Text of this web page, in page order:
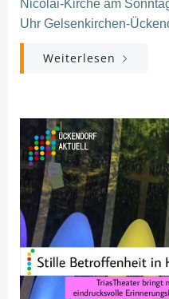
Nicolai-Kirche am
Uhr Gelsenkirchen-
Weiterlesen